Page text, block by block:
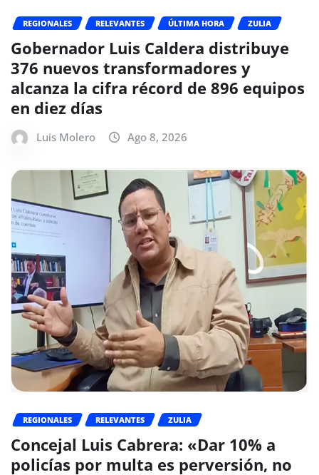
REGIONALES RELEVANTES ÚLTIMA HORA ZULIA
Gobernador Luis Caldera distribuye
376 nuevos transformadores y
alcanza la cifra récord de 896 equipos
en diez días
Luis Molero Ago 8, 2026
REGIONALES RELEVANTES ZULIA
Concejal Luis Cabrera: «Dar 10% a
policías por multa es perversión, no